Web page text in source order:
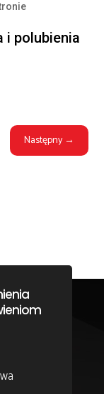
i polubienia
Następny→